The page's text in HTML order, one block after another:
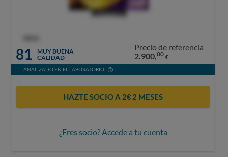
81
MUY BUENA
CALIDAD
Precio de referencia
2.900,00 €
ANALIZADO EN EL LABORATORIO
HAZTE SOCIO A 2€ 2 MESES
¿Eres socio? Accede a tu cuenta